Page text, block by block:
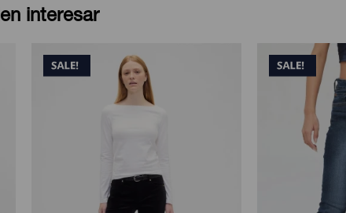
interesar